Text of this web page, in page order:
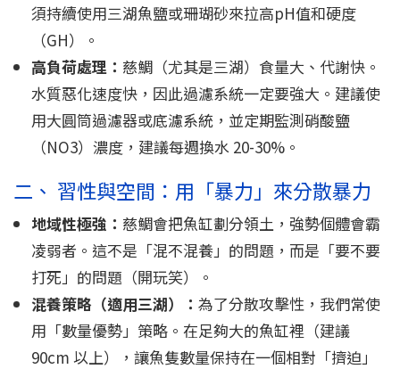
須持續使用三湖魚鹽或珊瑚砂來拉高pH值和硬度
（GH）。
高負荷處理： 慈鯛（尤其是三湖）食量大、代謝快。
水質惡化速度快，因此過濾系統一定要強大。建議使
用大圓筒過濾器或底濾系統，並定期監測硝酸鹽
（NO3）濃度，建議每週換水 20-30%。
二、 習性與空間：用「暴力」來分散暴力
地域性極強： 慈鯛會把魚缸劃分領土，強勢個體會霸
凌弱者。這不是「混不混養」的問題，而是「要不要
打死」的問題（開玩笑）。
混養策略（適用三湖）： 為了分散攻擊性，我們常使
用「數量優勢」策略。在足夠大的魚缸裡（建議
90cm 以上），讓魚隻數量保持在一個相對「擠迫」